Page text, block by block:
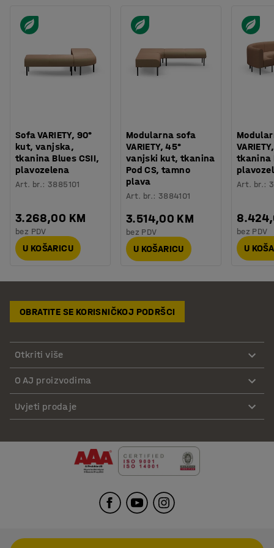
Sofa VARIETY, 90°
kut, vanjska,
tkanina Blues CSII,
plavozelena
Art. br.:3885101
3.268,00 KM
bez PDV
U KOŠARICU
Modularna sofa
VARIETY, 45°
vanjski kut, tkanina
Pod CS, tamno
plava
Art. br.: 3884101
3.514,00 KM
bez PDV
U KOŠARICU
tkanina
Art. br.:
bez PDV
U
OBRATITE SE KORISNIČKOJ PODRŠCI
Otkriti više
O AJ proizvodima
Uvjeti prodaje